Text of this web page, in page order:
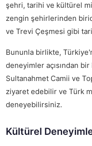
şehri, tarihi ve kültürel
zengin şehirlerinden
ve Trevi Çeşmesi gibi
Bununla birlikte,
deneyimler açısından
Sultanahmet Camii ve
ziyaret edebilir ve Türk
deneyebilirsiniz.
Kültürel